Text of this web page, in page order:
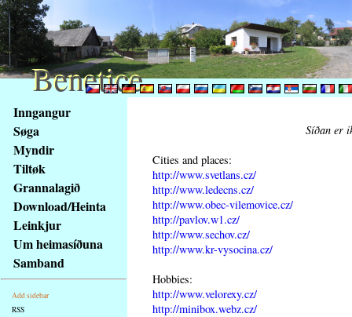
obsah
stránky
Klávesové
zkratky
tomto
webu
základní
Hlavní
strana
Inngangur
Søga
Myndir
Tiltøk
Grannalagið
Download/Heinta
Leinkjur
Um heimasíðuna
Samband
Add sidebar
RSS
Síðan er
Cities and places:
http://www.svetlans.cz/
http://www.ledecns.cz/
http://www.obec-vilemovice.cz/
http://pavlov.w1.cz/
http://www.sechov.cz/
http://www.kr-vysocina.cz/
Hobbies:
http://www.velorexy.cz/
http://minibox.webz.cz/
Benetice
Benetice